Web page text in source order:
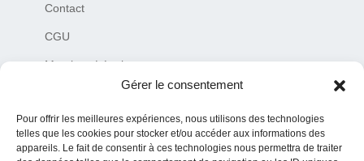
Gérer le consentement
Pour offrir les meilleures expériences, nous utilisons des technologies
telles que les cookies pour stocker et/ou accéder aux informations des
appareils. Le fait de consentir à ces technologies nous permettra de traiter
Contact
CGU
Mentions Légales
Charte de déontologie